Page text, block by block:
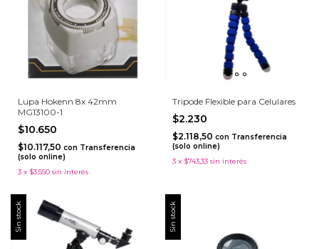
Lupa Hokenn 8x 42mm
MG13100-1
$10.650
$10.117,50 con Transferencia
(solo online)
3 x $3.550 sin interés
Tripode Flexible para Celulares
$2.230
$2.118,50 con Transferencia
(solo online)
3 x $743,33 sin interés
Sin stock Sin stock